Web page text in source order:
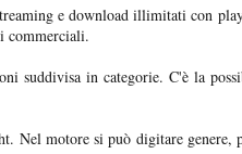
e download illimitati con
commerciali.
suddivisa in categorie. C'è la
Nel motore si può digitare genere,